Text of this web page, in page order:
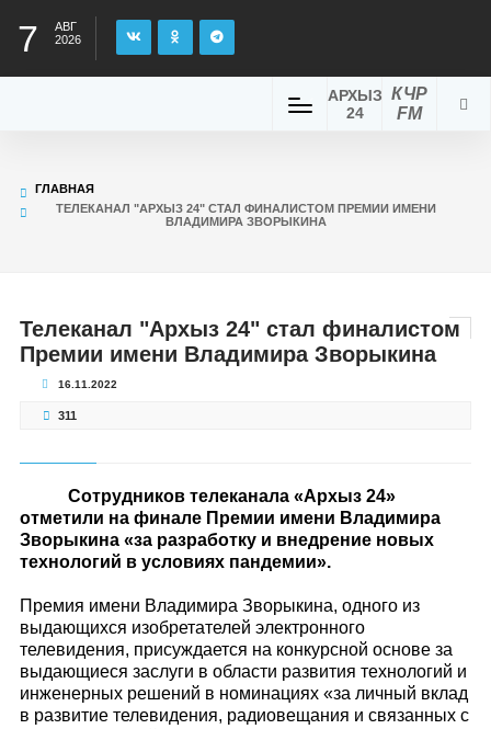
7
АВГ
2026
КЧР
FM
АРХЫЗ
24
ГЛАВНАЯ
ТЕЛЕКАНАЛ "АРХЫЗ 24" СТАЛ ФИНАЛИСТОМ ПРЕМИИ ИМЕНИ
ВЛАДИМИРА ЗВОРЫКИНА
Телеканал "Архыз 24" стал финалистом
Премии имени Владимира Зворыкина
16.11.2022
311
Сотрудников телеканала «Архыз 24»
отметили на финале Премии имени Владимира
Зворыкина «за разработку и внедрение новых
технологий в условиях пандемии».
Премия имени Владимира Зворыкина, одного из
выдающихся изобретателей электронного
телевидения, присуждается на конкурсной основе за
выдающиеся заслуги в области развития технологий и
инженерных решений в номинациях «за личный вклад
в развитие телевидения, радиовещания и связанных с